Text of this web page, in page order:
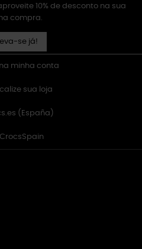
10% de desconto na sua
compra.
se já!
minha conta
sua loja
(España)